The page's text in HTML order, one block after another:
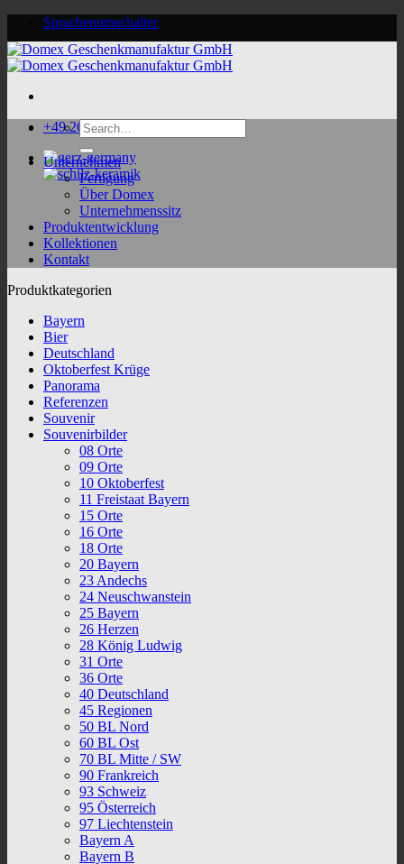
content
Sprachenumschalter
+49 2624 9188 0
Search
for:
Unternehmen
Fertigung
Über Domex
Unternehmenssitz
Produktentwicklung
Kollektionen
Kontakt
Produktkategorien
Bayern
Bier
Deutschland
Oktoberfest Krüge
Panorama
Referenzen
Souvenir
Souvenirbilder
08 Orte
09 Orte
10 Oktoberfest
11 Freistaat Bayern
15 Orte
16 Orte
18 Orte
20 Bayern
23 Andechs
24 Neuschwanstein
25 Bayern
26 Herzen
28 König Ludwig
31 Orte
36 Orte
40 Deutschland
45 Regionen
50 BL Nord
60 BL Ost
70 BL Mitte / SW
90 Frankreich
93 Schweiz
95 Österreich
97 Liechtenstein
Bayern A
Bayern B